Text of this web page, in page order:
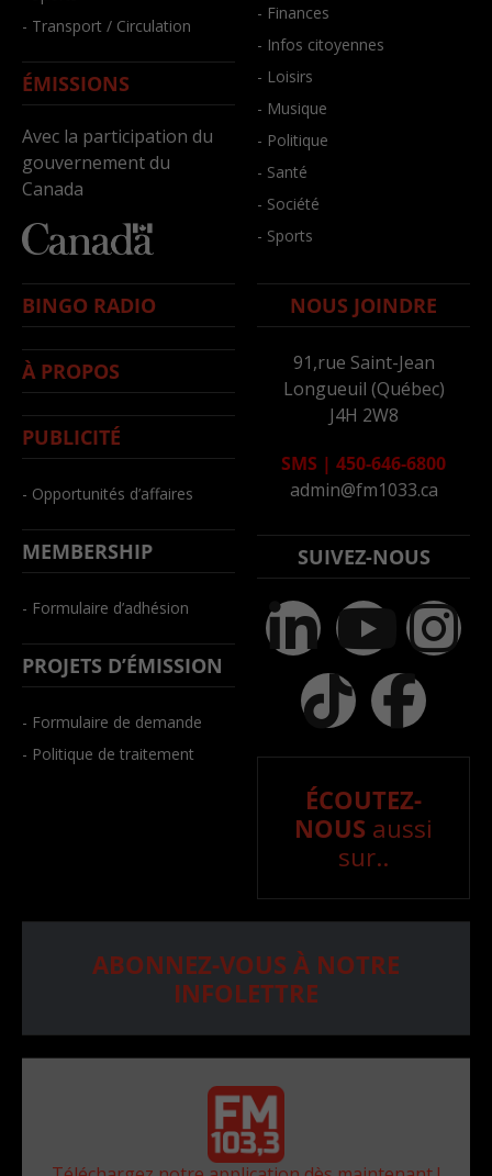
- Transport / Circulation
ÉMISSIONS
Avec la participation du
gouvernement du
Canada
- Finances
- Infos citoyennes
- Loisirs
- Musique
- Politique
- Santé
- Société
- Sports
BINGO RADIO
À PROPOS
PUBLICITÉ
- Opportunités d’affaires
MEMBERSHIP
- Formulaire d’adhésion
PROJETS D’ÉMISSION
- Formulaire de demande
- Politique de traitement
NOUS JOINDRE
91,rue Saint-Jean
Longueuil (Québec)
J4H 2W8
SMS | 450-646-6800
admin@fm1033.ca
SUIVEZ-NOUS
ÉCOUTEZ-
NOUS aussi
sur..
ABONNEZ-VOUS À NOTRE
INFOLETTRE